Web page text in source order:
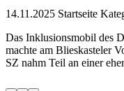
14.11.2025 Startseite
Das Inklusionsmobil des
machte am Blieskasteler
SZ nahm Teil an einer